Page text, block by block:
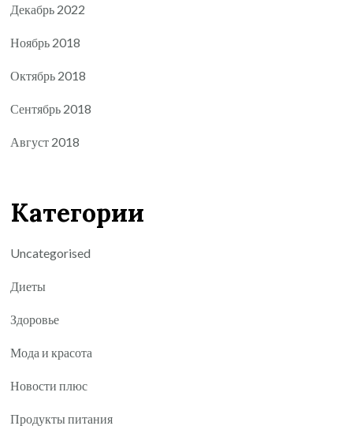
Декабрь 2022
Ноябрь 2018
Октябрь 2018
Сентябрь 2018
Август 2018
Категории
Uncategorised
Диеты
Здоровье
Мода и красота
Новости плюс
Продукты питания